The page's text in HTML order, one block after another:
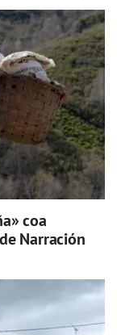
coa
Narración